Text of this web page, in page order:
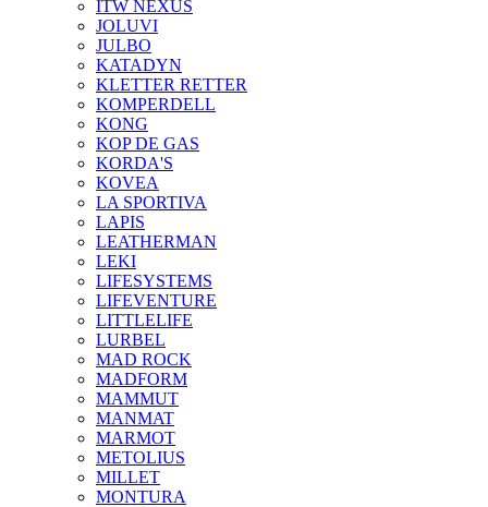
ITW NEXUS
JOLUVI
JULBO
KATADYN
KLETTER RETTER
KOMPERDELL
KONG
KOP DE GAS
KORDA'S
KOVEA
LA SPORTIVA
LAPIS
LEATHERMAN
LEKI
LIFESYSTEMS
LIFEVENTURE
LITTLELIFE
LURBEL
MAD ROCK
MADFORM
MAMMUT
MANMAT
MARMOT
METOLIUS
MILLET
MONTURA